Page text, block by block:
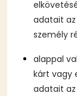
adatait
személy
alappal
kárt vagy
adatait az